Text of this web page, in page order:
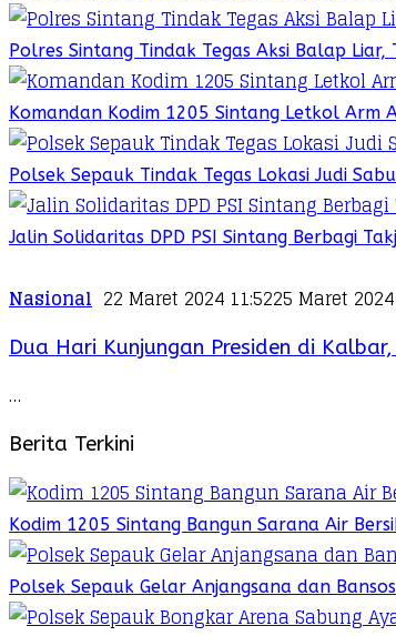
Polres Sintang Tindak Tegas Aksi Balap
Komandan Kodim 1205 Sintang Letkol Arm
Polsek Sepauk Tindak Tegas Lokasi Judi
Jalin Solidaritas DPD PSI Sintang Berbagi
Nasional 22 Maret 2024 11:5225 Maret
Dua Hari Kunjungan Presiden di
…
Berita Terkini
Kodim 1205 Sintang Bangun Sarana Air
Polsek Sepauk Gelar Anjangsana dan